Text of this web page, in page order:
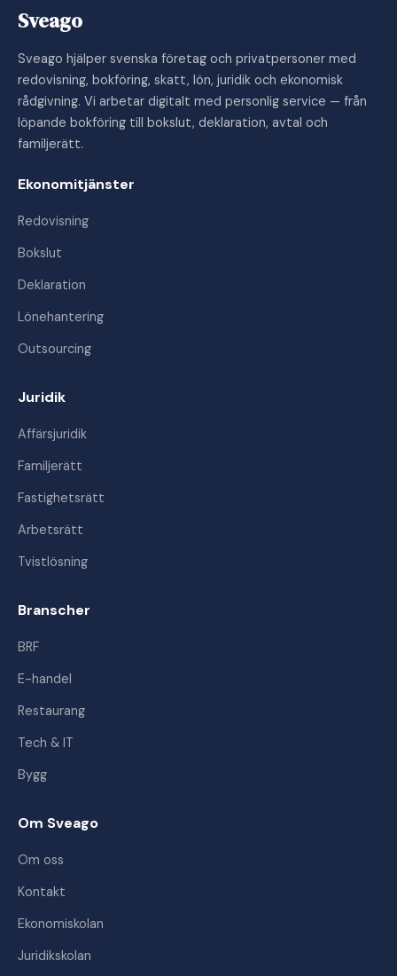
Sveago
Sveago hjälper svenska företag och privatpersoner med
redovisning, bokföring, skatt, lön, juridik och ekonomisk
rådgivning. Vi arbetar digitalt med personlig service — från
löpande bokföring till bokslut, deklaration, avtal och
familjerätt.
Ekonomitjänster
Redovisning
Bokslut
Deklaration
Lönehantering
Outsourcing
Juridik
Affärsjuridik
Familjerätt
Fastighetsrätt
Arbetsrätt
Tvistlösning
Branscher
BRF
E-handel
Restaurang
Tech & IT
Bygg
Om Sveago
Om oss
Kontakt
Ekonomiskolan
Juridikskolan